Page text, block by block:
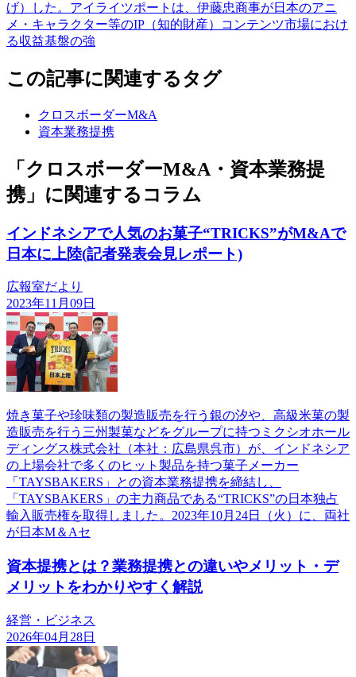
げ）した。アイライツポートは、伊藤忠商事が日本のアニ
メ・キャラクター等のIP（知的財産）コンテンツ市場におけ
る収益基盤の強
この記事に関連するタグ
クロスボーダーM&A
資本業務提携
「クロスボーダーM&A・資本業務提
携」に関連するコラム
インドネシアで人気のお菓子“TRICKS”がM&Aで
日本に上陸(記者発表会見レポート)
広報室だより
2023年11月09日
焼き菓子や珍味類の製造販売を行う銀の汐や、高級米菓の製
造販売を行う三州製菓などをグループに持つミクシオホール
ディングス株式会社（本社：広島県呉市）が、インドネシア
の上場会社で多くのヒット製品を持つ菓子メーカー
「TAYSBAKERS」との資本業務提携を締結し、
「TAYSBAKERS」の主力商品である“TRICKS”の日本独占
輸入販売権を取得しました。2023年10月24日（火）に、両社
が日本M＆Aセ
資本提携とは？業務提携との違いやメリット・デ
メリットをわかりやすく解説
経営・ビジネス
2026年04月28日